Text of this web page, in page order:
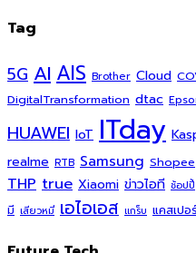
Tag
5G AI AIS Brother Cloud
DigitalTransformation dtac
HUAWEI IoT ITday
realme RTB Samsung Shopee
THP true Xiaomi ข่าวไอที ช้อปปี้
มี เสียวหมี่ เอไอเอส แกร็บ แคสเป